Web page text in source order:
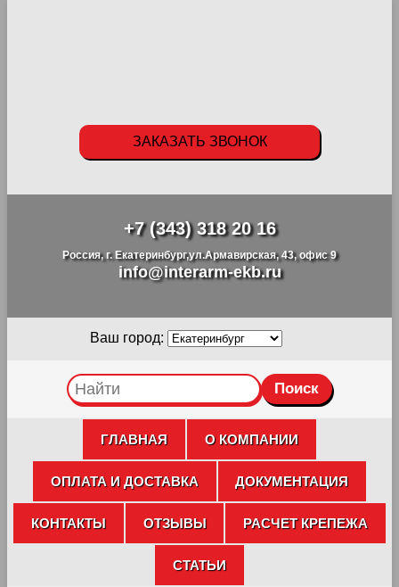
+7 (343) 318 20 16
Россия, г. Екатеринбург,ул.Армавирская, 43, офис 9
info@interarm-ekb.ru
ЗАКАЗАТЬ ЗВОНОК
Ваш город:
ГЛАВНАЯ О КОМПАНИИ
ОПЛАТА И ДОСТАВКА ДОКУМЕНТАЦИЯ
КОНТАКТЫ ОТЗЫВЫ РАСЧЕТ КРЕПЕЖА
СТАТЬИ